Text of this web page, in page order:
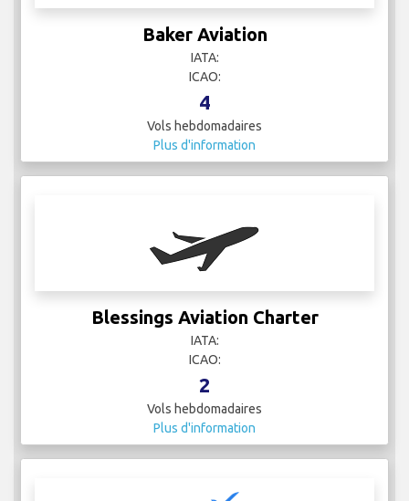
Baker Aviation
IATA:
ICAO:
4
Vols hebdomadaires
Plus d'information
Blessings Aviation Charter
IATA:
ICAO:
2
Vols hebdomadaires
Plus d'information